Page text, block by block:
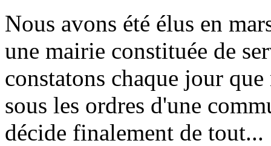
Nous avons été élus en
une mairie constituée de
constatons chaque jour
sous les ordres d'une
décide finalement de tout...